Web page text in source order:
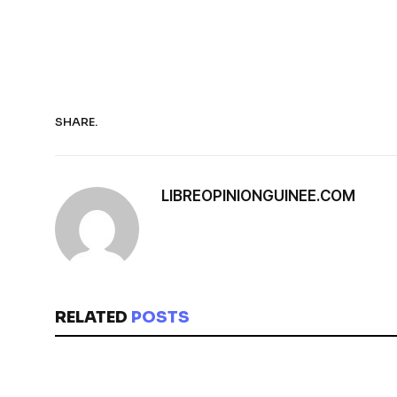
SHARE.
LIBREOPINIONGUINEE.COM
RELATED POSTS